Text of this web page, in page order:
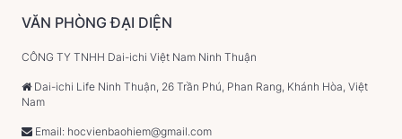
VĂN PHÒNG ĐẠI DIỆN
CÔNG TY TNHH Dai-ichi Việt Nam Ninh Thuận
Dai-ichi Life Ninh Thuận, 26 Trần Phú, Phan Rang, Khánh Hòa, Việt
Nam
Email: hocvienbaohiem@gmail.com